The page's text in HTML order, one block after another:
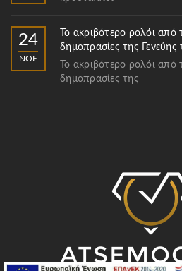
24
ΝΟΈ
Το ακριβότερο ρολόι από
δημοπρασίες της Γενεύης
Το ακριβότερο ρολόι από
δημοπρασίες της